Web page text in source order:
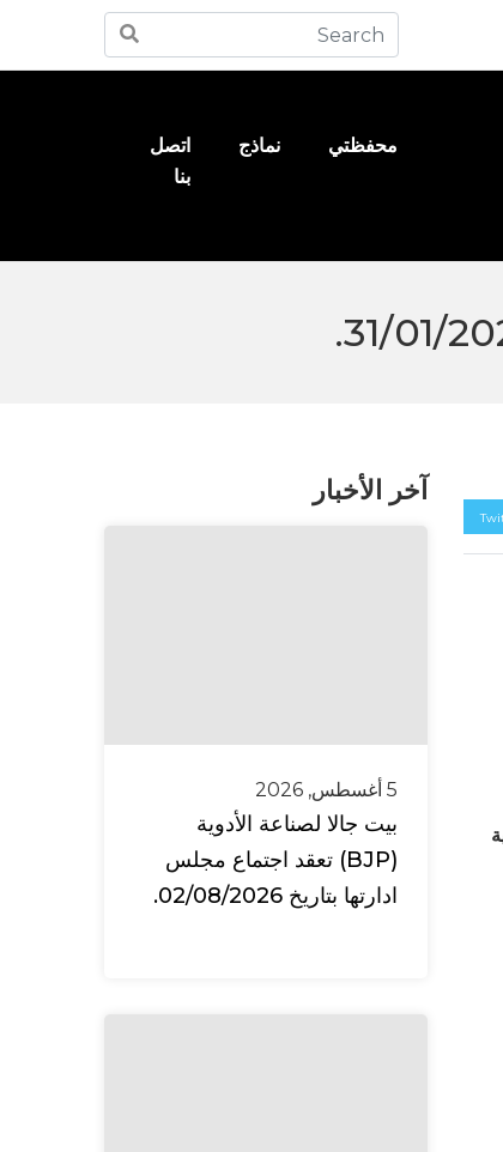
محفظتي نماذج
اتصل
بنا
آخر الأخبار
5 أغسطس, 2026
بيت جالا لصناعة الأدوية
(BJP) تعقد اجتماع مجلس
ادارتها بتاريخ 02/08/2026.